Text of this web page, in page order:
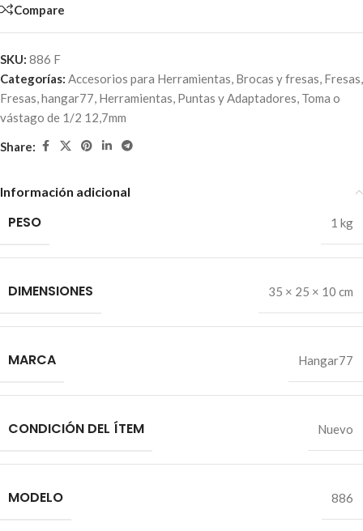
Compare
SKU: 886 F
Categorías: Accesorios para Herramientas, Brocas y fresas, Fresas,
Fresas,hangar77, Herramientas, Puntas y Adaptadores, Toma o
vástago de 1/2 12,7mm
Share:
Información adicional
PESO 1 kg
DIMENSIONES 35 × 25 × 10 cm
MARCA Hangar77
CONDICIÓN DEL ÍTEM Nuevo
MODELO 886